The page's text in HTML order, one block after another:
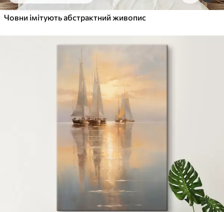
Човни імітують абстрактний живопис